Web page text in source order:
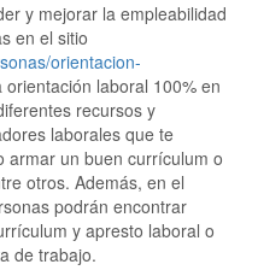
y mejorar la empleabilidad
en el sitio
orientacion-
laboral 100% en
recursos y
laborales que te
armar un buen currículum o
otros. Además, en el
podrán encontrar
y apresto laboral o
de trabajo.